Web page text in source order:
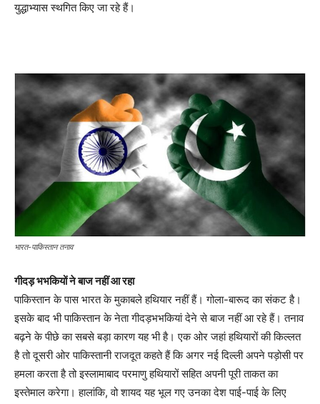
युद्धाभ्यास स्थगित किए जा रहे हैं।
भारत-पाकिस्तान तनाव
गीदड़ भभकियों ने बाज नहीं आ रहा
पाकिस्तान के पास भारत के मुकाबले हथियार नहीं हैं। गोला-बारूद का संकट है।
इसके बाद भी पाकिस्तान के नेता गीदड़भभकियां देने से बाज नहीं आ रहे हैं। तनाव
बढ़ने के पीछे का सबसे बड़ा कारण यह भी है। एक ओर जहां हथियारों की किल्लत
है तो दूसरी ओर पाकिस्तानी राजदूत कहते हैं कि अगर नई दिल्ली अपने पड़ोसी पर
हमला करता है तो इस्लामाबाद परमाणु हथियारों सहित अपनी पूरी ताकत का
इस्तेमाल करेगा। हालांकि, वो शायद यह भूल गए उनका देश पाई-पाई के लिए